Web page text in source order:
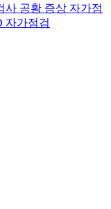
사 공황 증상 자가점
자가점검